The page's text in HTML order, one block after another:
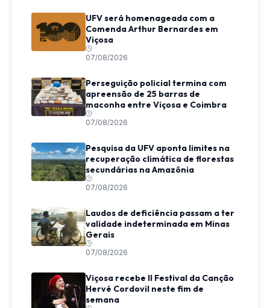
UFV será homenageada com a
Comenda Arthur Bernardes em
Viçosa
07/08/2026
Perseguição policial termina com
apreensão de 25 barras de
maconha entre Viçosa e Coimbra
07/08/2026
Pesquisa da UFV aponta limites na
recuperação climática de florestas
secundárias na Amazônia
07/08/2026
Laudos de deficiência passam a ter
validade indeterminada em Minas
Gerais
07/08/2026
Viçosa recebe II Festival da Canção
Hervé Cordovil neste fim de
semana